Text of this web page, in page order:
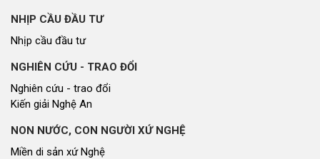
NHỊP CẦU ĐẦU TƯ
Nhịp cầu đầu tư
NGHIÊN CỨU - TRAO ĐỔI
Nghiên cứu - trao đổi
Kiến giải Nghệ An
NON NƯỚC, CON NGƯỜI XỨ NGHỆ
Miền di sản xứ Nghệ